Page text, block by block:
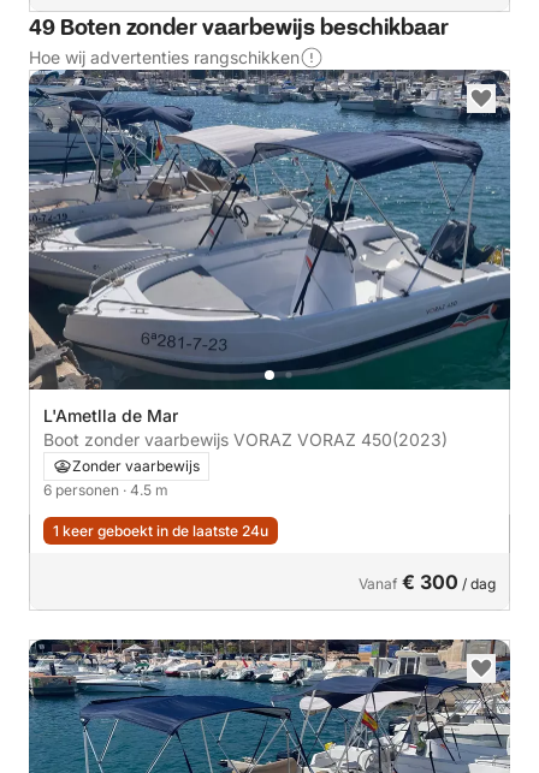
49 Boten zonder vaarbewijs beschikbaar
Hoe wij advertenties rangschikken
L'Ametlla de Mar
Boot zonder vaarbewijs VORAZ VORAZ 450(2023)
Zonder vaarbewijs
6 personen · 4.5 m
1 keer geboekt in de laatste 24u
Vanaf € 300 / dag